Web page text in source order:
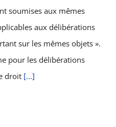
soumises aux mêmes
aux délibérations
sur les mêmes objets ».
pour les délibérations
droit [...]